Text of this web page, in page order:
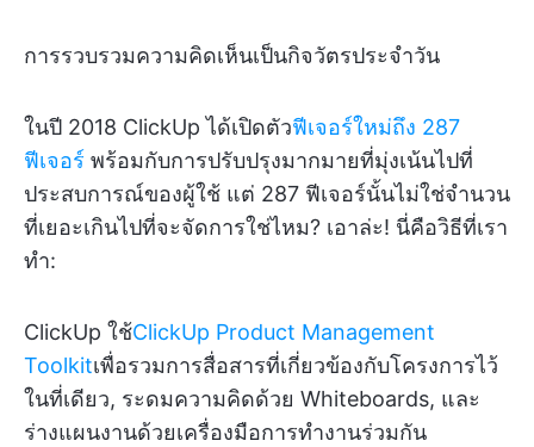
การรวบรวมความคิดเห็นเป็นกิจวัตรประจำวัน
ในปี 2018 ClickUp ได้เปิดตัวฟีเจอร์ใหม่ถึง 287
ฟีเจอร์ พร้อมกับการปรับปรุงมากมายที่มุ่งเน้นไปที่
ประสบการณ์ของผู้ใช้ แต่ 287 ฟีเจอร์นั้นไม่ใช่จำนวน
ที่เยอะเกินไปที่จะจัดการใช่ไหม? เอาล่ะ! นี่คือวิธีที่เรา
ทำ:
ClickUp ใช้ClickUp Product Management
Toolkitเพื่อรวมการสื่อสารที่เกี่ยวข้องกับโครงการไว้
ในที่เดียว, ระดมความคิดด้วย Whiteboards, และ
ร่างแผนงานด้วยเครื่องมือการทำงานร่วมกัน